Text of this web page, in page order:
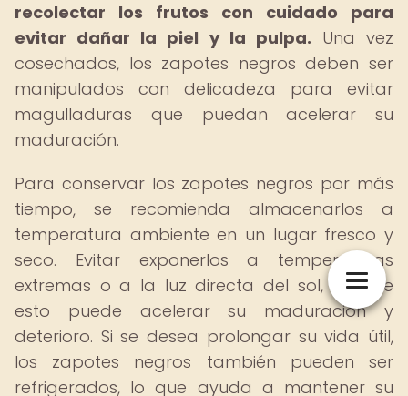
recolectar los frutos con cuidado para
evitar dañar la piel y la pulpa. Una vez
cosechados, los zapotes negros deben ser
manipulados con delicadeza para evitar
magulladuras que puedan acelerar su
maduración.
Para conservar los zapotes negros por más
tiempo, se recomienda almacenarlos a
temperatura ambiente en un lugar fresco y
seco. Evitar exponerlos a temperaturas
extremas o a la luz directa del sol, ya que
esto puede acelerar su maduración y
deterioro. Si se desea prolongar su vida útil,
los zapotes negros también pueden ser
refrigerados, lo que ayuda a mantener su